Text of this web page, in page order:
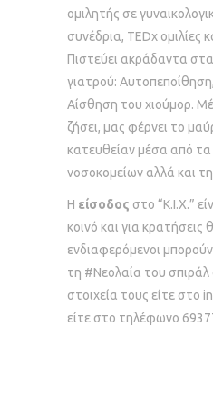
ομιλητής σε
συνέδρια, TEDx ομιλίες
Πιστεύει ακράδαντα
γιατρού:
Αίσθηση του χιούμορ.
ζήσει, μας φέρνει το
κατευθείαν μέσα από
νοσοκομείων αλλά και
Η είσοδος στο “Κ.Ι.Χ.”
κοινό και για κρατήσεις
ενδιαφερόμενοι
τη #Νεολαία του
στοιχεία τους είτε στο
είτε στο τηλέφωνο